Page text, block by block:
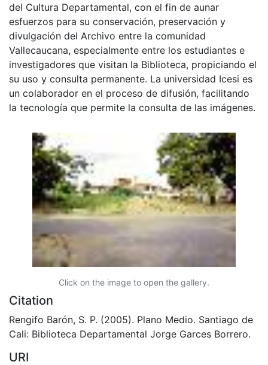
del Cultura Departamental, con el fin de aunar
esfuerzos para su conservación, preservación y
divulgación del Archivo entre la comunidad
Vallecaucana, especialmente entre los estudiantes e
investigadores que visitan la Biblioteca, propiciando el
su uso y consulta permanente. La universidad Icesi es
un colaborador en el proceso de difusión, facilitando
la tecnología que permite la consulta de las imágenes.
Click on the image to open the gallery.
Citation
Rengifo Barón, S. P. (2005). Plano Medio. Santiago de
Cali: Biblioteca Departamental Jorge Garces Borrero.
URI